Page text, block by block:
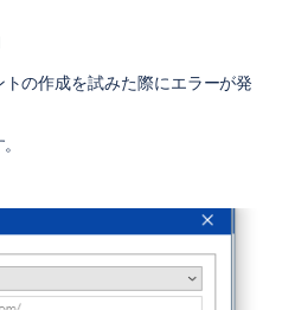
の作成を試みた際にエラーが発